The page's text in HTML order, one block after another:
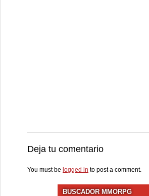
Deja tu comentario
You must be logged in to post a comment.
BUSCADOR MMORPG